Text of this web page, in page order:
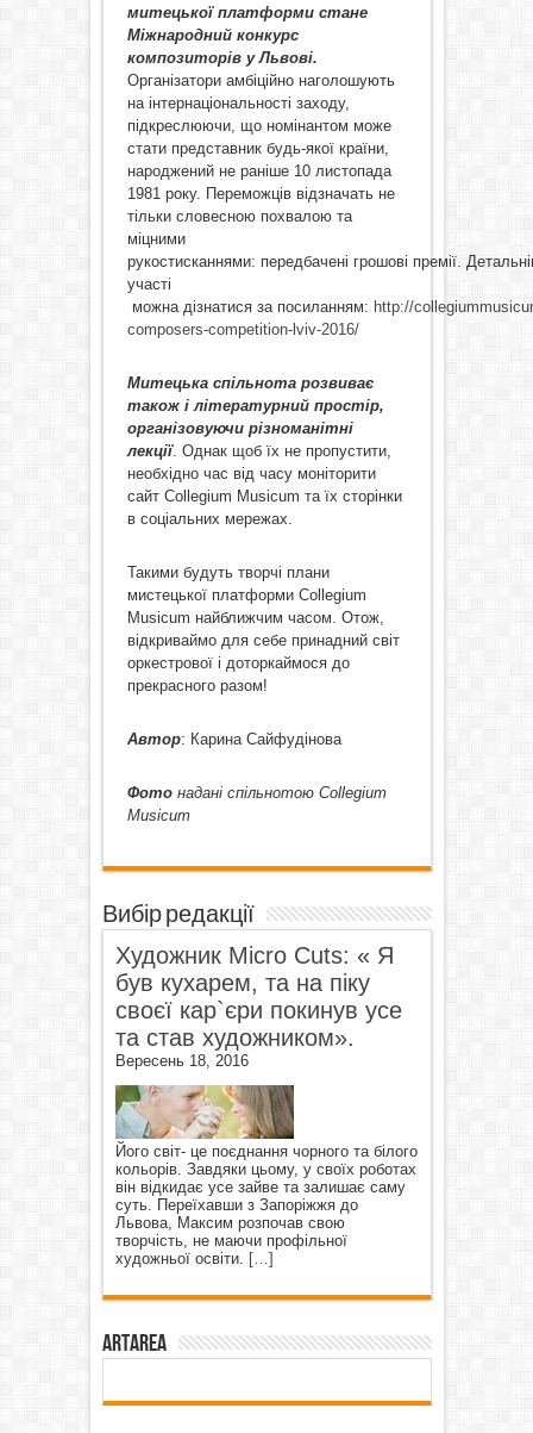
митецької платформи стане
Міжнародний конкурс
композиторів у Львові.
Організатори амбіційно наголошують
на інтернаціональності заходу,
підкреслюючи, що номінантом може
стати представник будь-якої країни,
народжений не раніше 10 листопада
1981 року. Переможців відзначать не
тільки словесною похвалою та
міцними
рукостисканнями: передбачені грошові премії.
участі
можна дізнатися за посиланням: http://
composers-competition-lviv-2016/
Митецька спільнота розвиває
також і літературний простір,
організовуючи різноманітні
лекції. Однак щоб їх не пропустити,
необхідно час від часу моніторити
сайт Collegium Musicum та їх сторінки
в соціальних мережах.
Такими будуть творчі плани
мистецької платформи Collegium
Musicum найближчим часом. Отож,
відкриваймо для себе принадний світ
оркестрової і доторкаймося до
прекрасного разом!
Автор: Карина Сайфудінова
Фото надані спільнотою Collegium
Musicum
Вибір редакції
Художник Micro Cuts: « Я
був кухарем, та на піку
своєї кар`єри покинув усе
та став художником».
Вересень 18, 2016
Його світ- це поєднання чорного та білого
кольорів. Завдяки цьому, у своїх роботах
він відкидає усе зайве та залишає саму
суть. Переїхавши з Запоріжжя до
Львова, Максим розпочав свою
творчість, не маючи профільної
художньої освіти. […]
ArtArea